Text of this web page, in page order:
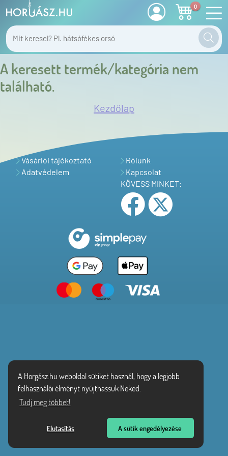
A Horgász.hu weboldal sütiket használ, hogy a legjobb
felhasználói élményt nyújthassuk Neked.
Tudj meg többet!
Elutasítás A sütik engedélyezése
0
A keresett termék/kategória nem
található.
Kezdőlap
Vásárlói tájékoztató
Adatvédelem
Rólunk
Kapcsolat
KÖVESS MINKET: